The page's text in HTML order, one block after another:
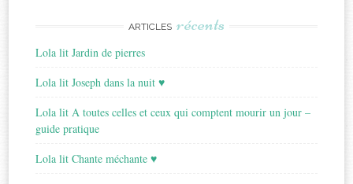
ARTICLES récents
Lola lit Jardin de pierres
Lola lit Joseph dans la nuit ♥
Lola lit A toutes celles et ceux qui comptent mourir un jour –
guide pratique
Lola lit Chante méchante ♥